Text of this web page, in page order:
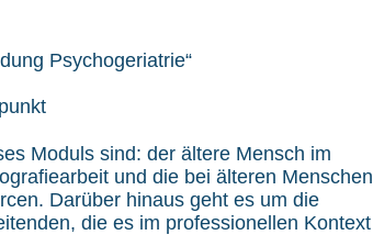
Psychogeriatrie“
Moduls sind: der ältere Mensch im
und die bei älteren Menschen
Darüber hinaus geht es um die
die es im professionellen Kontext